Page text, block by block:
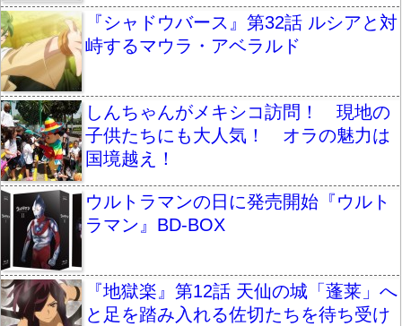
『シャドウバース』第32話 ルシアと対
峙するマウラ・アベラルド
しんちゃんがメキシコ訪問！ 現地の
子供たちにも大人気！ オラの魅力は
国境越え！
ウルトラマンの日に発売開始『ウルト
ラマン』BD-BOX
『地獄楽』第12話 天仙の城「蓬莱」へ
と足を踏み入れる佐切たちを待ち受け